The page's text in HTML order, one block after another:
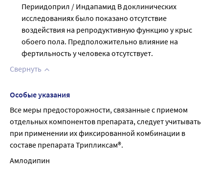
Периидоприл / Индапамид В доклинических
исследованиях было показано отсутствие
воздействия на репродуктивную функцию у крыс
обоего пола. Предположительно влияние на
фертильность у человека отсутствует.
Свернуть
Особые указания
Все меры предосторожности, связанные с приемом
отдельных компонентов препарата, следует учитывать
при применении их фиксированной комбинации в
составе препарата Трипликсам®.
Амлодипин